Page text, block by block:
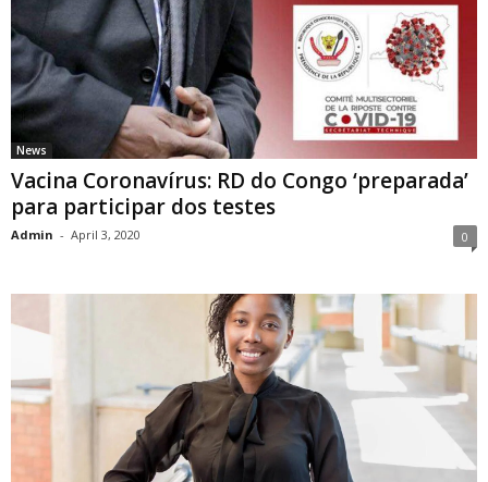
News
Vacina Coronavírus: RD do Congo ‘preparada’
para participar dos testes
Admin - April 3, 2020 0